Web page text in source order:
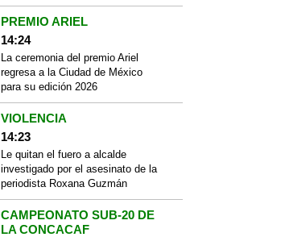
PREMIO ARIEL
14:24
La ceremonia del premio Ariel
regresa a la Ciudad de México
para su edición 2026
VIOLENCIA
14:23
Le quitan el fuero a alcalde
investigado por el asesinato de la
periodista Roxana Guzmán
CAMPEONATO SUB-20 DE
LA CONCACAF